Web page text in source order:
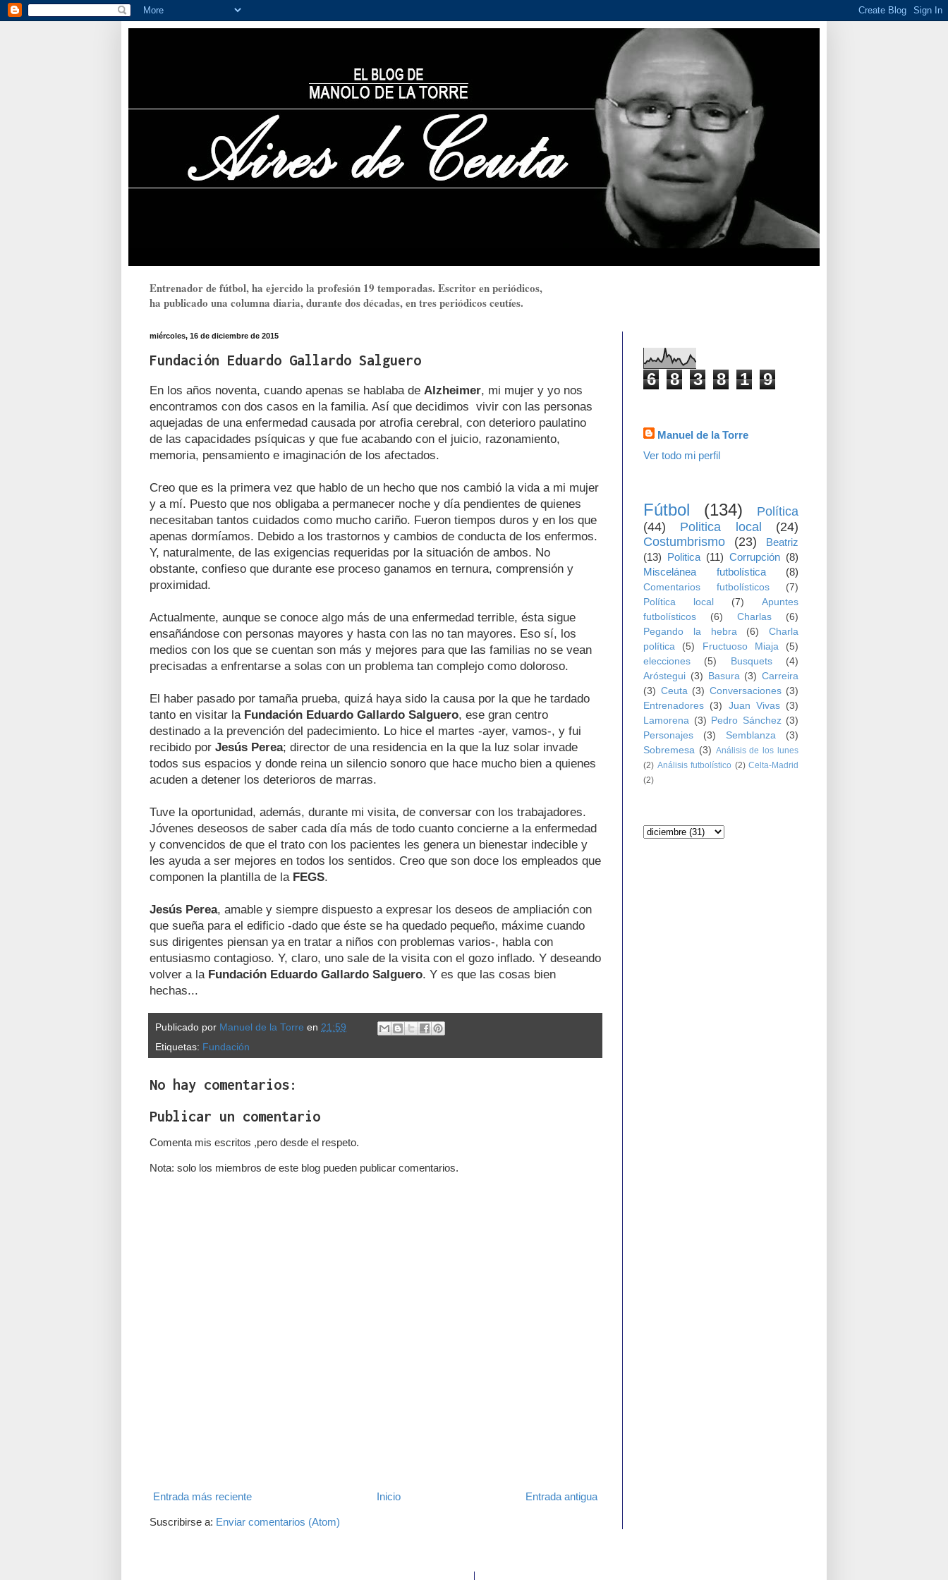
Entrenador de fútbol, ha ejercido la profesión 19 temporadas. Escritor en periódicos,
ha publicado una columna diaria, durante dos décadas, en tres periódicos ceutíes.
miércoles, 16 de diciembre de 2015
Fundación Eduardo Gallardo Salguero
En los años noventa, cuando apenas se hablaba de Alzheimer, mi mujer y yo nos
encontramos con dos casos en la familia. Así que decidimos vivir con las personas
aquejadas de una enfermedad causada por atrofia cerebral, con deterioro paulatino
de las capacidades psíquicas y que fue acabando con el juicio, razonamiento,
memoria, pensamiento e imaginación de los afectados.
Creo que es la primera vez que hablo de un hecho que nos cambió la vida a mi mujer
y a mí. Puesto que nos obligaba a permanecer noche y día pendientes de quienes
necesitaban tantos cuidados como mucho cariño. Fueron tiempos duros y en los que
apenas dormíamos. Debido a los trastornos y cambios de conducta de los enfermos.
Y, naturalmente, de las exigencias requeridas por la situación de ambos. No
obstante, confieso que durante ese proceso ganamos en ternura, comprensión y
proximidad.
Actualmente, aunque se conoce algo más de una enfermedad terrible, ésta sigue
ensañándose con personas mayores y hasta con las no tan mayores. Eso sí, los
medios con los que se cuentan son más y mejores para que las familias no se vean
precisadas a enfrentarse a solas con un problema tan complejo como doloroso.
El haber pasado por tamaña prueba, quizá haya sido la causa por la que he tardado
tanto en visitar la Fundación Eduardo Gallardo Salguero, ese gran centro
destinado a la prevención del padecimiento. Lo hice el martes -ayer, vamos-, y fui
recibido por Jesús Perea; director de una residencia en la que la luz solar invade
todos sus espacios y donde reina un silencio sonoro que hace mucho bien a quienes
acuden a detener los deterioros de marras.
Tuve la oportunidad, además, durante mi visita, de conversar con los trabajadores.
Jóvenes deseosos de saber cada día más de todo cuanto concierne a la enfermedad
y convencidos de que el trato con los pacientes les genera un bienestar indecible y
les ayuda a ser mejores en todos los sentidos. Creo que son doce los empleados que
componen la plantilla de la FEGS.
Jesús Perea, amable y siempre dispuesto a expresar los deseos de ampliación con
que sueña para el edificio -dado que éste se ha quedado pequeño, máxime cuando
sus dirigentes piensan ya en tratar a niños con problemas varios-, habla con
entusiasmo contagioso. Y, claro, uno sale de la visita con el gozo inflado. Y deseando
volver a la Fundación Eduardo Gallardo Salguero. Y es que las cosas bien
hechas...
Publicado por Manuel de la Torre en 21:59
Etiquetas: Fundación
No hay comentarios:
Publicar un comentario
Comenta mis escritos ,pero desde el respeto.
Nota: solo los miembros de este blog pueden publicar comentarios.
Entrada más reciente Entrada antigua
Inicio
Suscribirse a: Enviar comentarios (Atom)
6 8 3 8 1 9
Manuel de la Torre
Ver todo mi perfil
Fútbol (134)
Política
(44)
Politica local
(24)
Costumbrismo
(23)
Beatriz
(13) Politica (11) Corrupción (8)
Miscelánea futbolística
(8)
Comentarios futbolísticos
(7)
Política local
(7)
Apuntes
futbolísticos
(6) Charlas
(6)
Pegando la hebra
(6)
Charla
política
(5) Fructuoso Miaja
(5)
elecciones
(5) Busquets
(4)
Aróstegui (3) Basura (3) Carreira
(3) Ceuta (3) Conversaciones (3)
Entrenadores (3) Juan Vivas
(3)
Lamorena (3) Pedro Sánchez (3)
Personajes
(3) Semblanza
(3)
Sobremesa (3) Análisis de los lunes
(2) Análisis futbolístico (2) Celta-Madrid
(2)